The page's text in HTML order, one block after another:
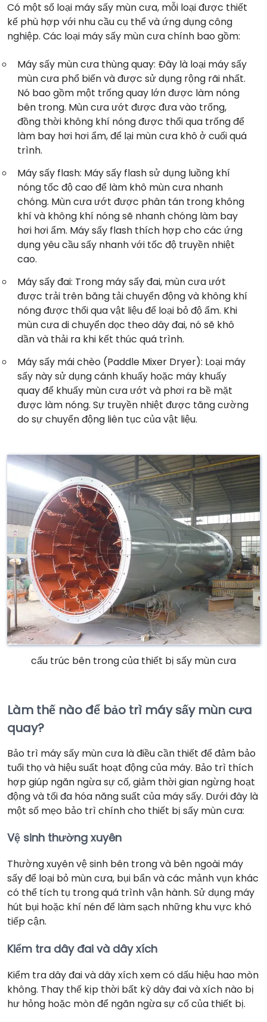
Có một số loại máy sấy mùn cưa, mỗi loại được thiết
kế phù hợp với nhu cầu cụ thể và ứng dụng công
nghiệp. Các loại máy sấy mùn cưa chính bao gồm:
Máy sấy mùn cưa thùng quay: Đây là loại máy sấy
mùn cưa phổ biến và được sử dụng rộng rãi nhất.
Nó bao gồm một trống quay lớn được làm nóng
bên trong. Mùn cưa ướt được đưa vào trống,
đồng thời không khí nóng được thổi qua trống để
làm bay hơi hơi ẩm, để lại mùn cưa khô ở cuối quá
trình.
Máy sấy flash: Máy sấy flash sử dụng luồng khí
nóng tốc độ cao để làm khô mùn cưa nhanh
chóng. Mùn cưa ướt được phân tán trong không
khí và không khí nóng sẽ nhanh chóng làm bay
hơi hơi ẩm. Máy sấy flash thích hợp cho các ứng
dụng yêu cầu sấy nhanh với tốc độ truyền nhiệt
cao.
Máy sấy đai: Trong máy sấy đai, mùn cưa ướt
được trải trên băng tải chuyển động và không khí
nóng được thổi qua vật liệu để loại bỏ độ ẩm. Khi
mùn cưa di chuyển dọc theo dây đai, nó sẽ khô
dần và thải ra khi kết thúc quá trình.
Máy sấy mái chèo (Paddle Mixer Dryer): Loại máy
sấy này sử dụng cánh khuấy hoặc máy khuấy
quay để khuấy mùn cưa ướt và phơi ra bề mặt
được làm nóng. Sự truyền nhiệt được tăng cường
do sự chuyển động liên tục của vật liệu.
cấu trúc bên trong của thiết bị sấy mùn cưa
Làm thế nào để bảo trì máy sấy mùn cưa
quay?
Bảo trì máy sấy mùn cưa là điều cần thiết để đảm bảo
tuổi thọ và hiệu suất hoạt động của máy. Bảo trì thích
hợp giúp ngăn ngừa sự cố, giảm thời gian ngừng hoạt
động và tối đa hóa năng suất của máy sấy. Dưới đây là
một số mẹo bảo trì chính cho thiết bị sấy mùn cưa:
Vệ sinh thường xuyên
Thường xuyên vệ sinh bên trong và bên ngoài máy
sấy để loại bỏ mùn cưa, bụi bẩn và các mảnh vụn khác
có thể tích tụ trong quá trình vận hành. Sử dụng máy
hút bụi hoặc khí nén để làm sạch những khu vực khó
tiếp cận.
Kiểm tra dây đai và dây xích
Kiểm tra dây đai và dây xích xem có dấu hiệu hao mòn
không. Thay thế kịp thời bất kỳ dây đai và xích nào bị
hư hỏng hoặc mòn để ngăn ngừa sự cố của thiết bị.